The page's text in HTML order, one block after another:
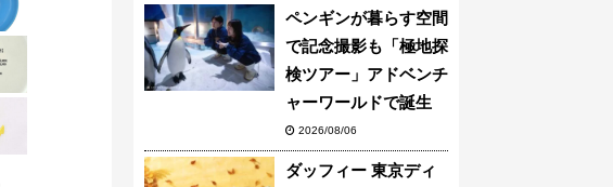
ペンギンが暮らす空間
で記念撮影も「極地探
検ツアー」アドベンチ
ャーワールドで誕生
2026/08/06
ダッフィー 東京ディ